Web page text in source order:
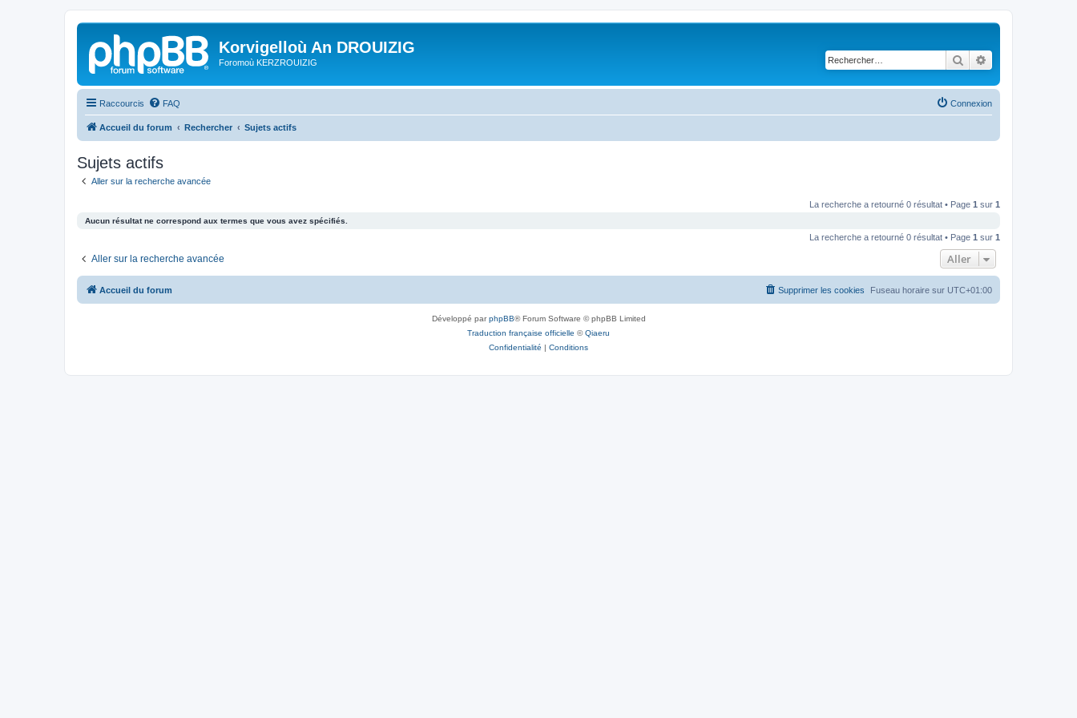
Korvigelloù An DROUIZIG
Foromoù KERZROUIZIG Rechercher
Raccourcis FAQ Connexion
Accueil du forum Rechercher Sujets actifs
Sujets actifs
Aller sur la recherche avancée
La recherche a retourné 0 résultat • Page 1 sur 1
Aucun résultat ne correspond aux termes que vous avez spécifiés.
La recherche a retourné 0 résultat • Page 1 sur 1
Aller sur la recherche avancée Aller
Accueil du forum Fuseau horaire sur UTC+01:00
Supprimer les cookies
Développé parphpBB® Forum Software © phpBB Limited
Traduction française officielle ©Qiaeru
Confidentialité | Conditions